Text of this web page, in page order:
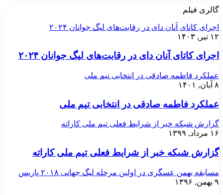
گالری فیلم
اجرای کاتای آنان دای در رقابت‌های لیگ جوانان ۲۰۲۴
۱۲ تیر, ۱۴۰۳
اجرای کاتای آنان دای در رقابت‌های لیگ جوانان ۲۰۲۴
عملکرد فاطمه صادقی در انتخابی تیم ملی
۸ آبان, ۱۴۰۱
عملکرد فاطمه صادقی در انتخابی تیم ملی
گزارش شبکه خبر از شرایط فعلی تیم ملی کاراته
۱۶ مرداد, ۱۳۹۹
گزارش شبکه خبر از شرایط فعلی تیم ملی کاراته
مسابقه بهمن عسگری در اولین مرحله لیگ جهانی ۲۰۱۸ پاریس
۹ بهمن, ۱۳۹۶